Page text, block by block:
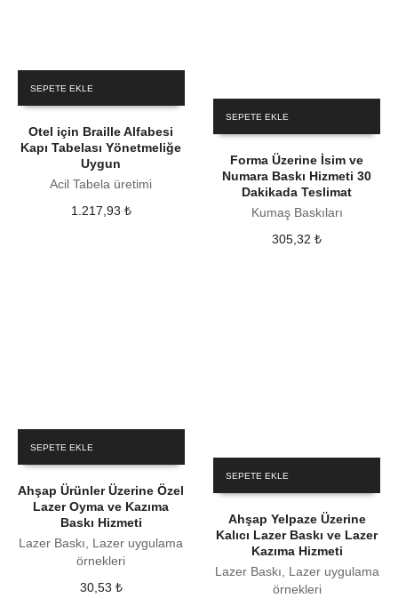
SEPETE EKLE
Otel için Braille Alfabesi
Kapı Tabelası Yönetmeliğe
Uygun
Acil Tabela üretimi
1.217,93 ₺
SEPETE EKLE
Forma Üzerine İsim ve
Numara Baskı Hizmeti 30
Dakikada Teslimat
Kumaş Baskıları
305,32₺
SEPETE EKLE
Ahşap Ürünler Üzerine Özel
Lazer Oyma ve Kazıma
Baskı Hizmeti
Lazer Baskı, Lazer uygulama
örnekleri
30,53 ₺
SEPETE EKLE
Ahşap Yelpaze Üzerine
Kalıcı Lazer Baskı ve Lazer
Kazıma Hizmeti
Lazer Baskı, Lazer uygulama
örnekleri